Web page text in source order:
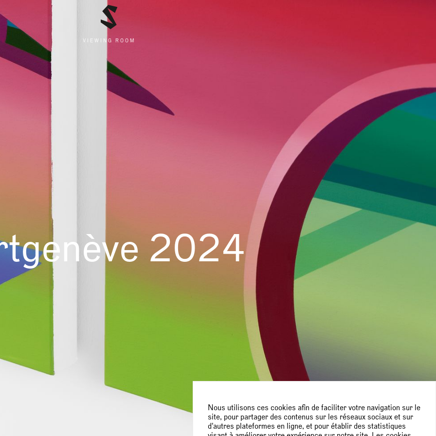
Nous utilisons ces cookies afin de faciliter votre navigation sur le
site, pour partager des contenus sur les réseaux sociaux et sur
d'autres plateformes en ligne, et pour établir des statistiques
VIEWING ROOM
2024